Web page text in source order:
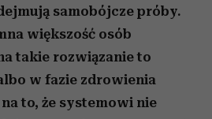
samobójcze próby.
większość osób
takie rozwiązanie to
w fazie zdrowienia
to, że systemowi nie